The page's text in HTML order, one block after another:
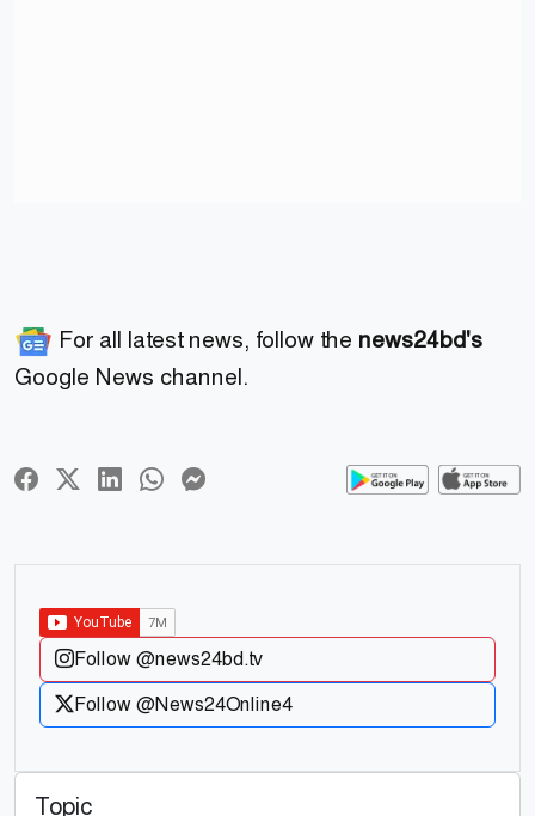
For all latest news, follow the news24bd's
Google News channel.
Follow @news24bd.tv
Follow @News24Online4
Topic